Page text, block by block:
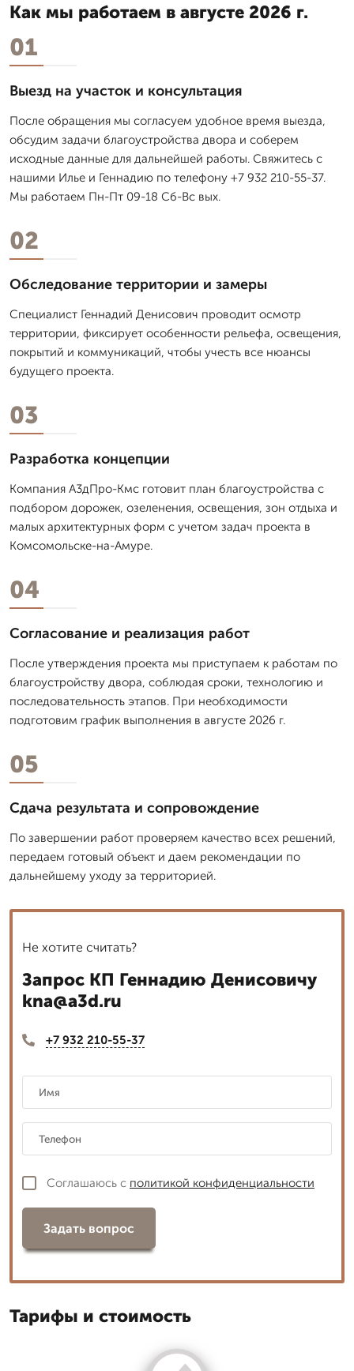
Как мы работаем в августе 2026 г.
01
Выезд на участок и консультация
После обращения мы согласуем удобное время выезда,
обсудим задачи благоустройства двора и соберем
исходные данные для дальнейшей работы. Свяжитесь с
нашими Илье и Геннадию по телефону +7 932 210-55-37.
Мы работаем Пн-Пт 09-18 Сб-Вс вых.
02
Обследование территории и замеры
Специалист Геннадий Денисович проводит осмотр
территории, фиксирует особенности рельефа, освещения,
покрытий и коммуникаций, чтобы учесть все нюансы
будущего проекта.
03
Разработка концепции
Компания А3дПро-Кмс готовит план благоустройства с
подбором дорожек, озеленения, освещения, зон отдыха и
малых архитектурных форм с учетом задач проекта в
Комсомольске-на-Амуре.
04
Согласование и реализация работ
После утверждения проекта мы приступаем к работам по
благоустройству двора, соблюдая сроки, технологию и
последовательность этапов. При необходимости
подготовим график выполнения в августе 2026 г.
05
Сдача результата и сопровождение
По завершении работ проверяем качество всех решений,
передаем готовый объект и даем рекомендации по
дальнейшему уходу за территорией.
Не хотите считать?
Запрос КП Геннадию Денисовичу
kna@a3d.ru
+7 932 210-55-37
Соглашаюсь с политикой конфиденциальности
Задать вопрос
Тарифы и стоимость